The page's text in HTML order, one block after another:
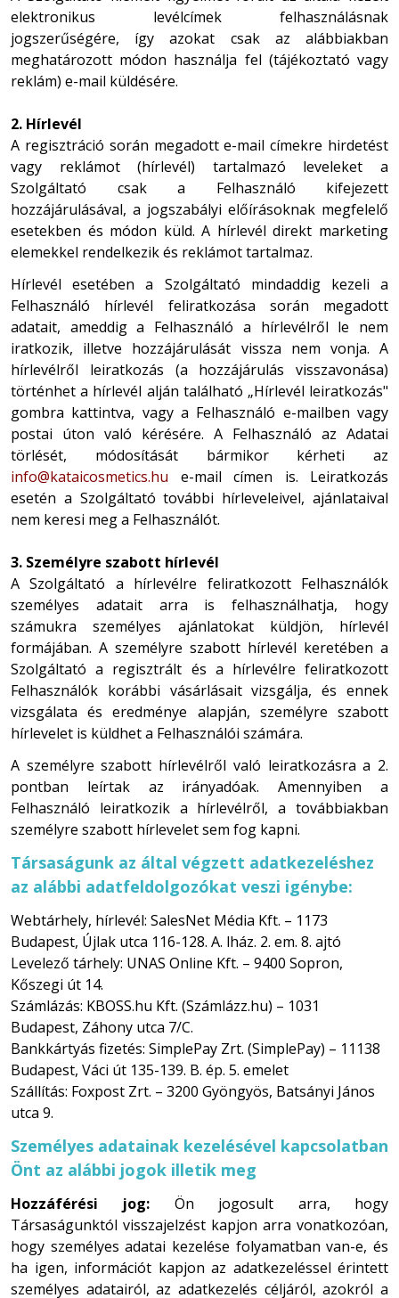
elektronikus levélcímek felhasználásnak
jogszerűségére, így azokat csak az alábbiakban
meghatározott módon használja fel (tájékoztató vagy
reklám) e-mail küldésére.
2. Hírlevél
A regisztráció során megadott e-mail címekre hirdetést
vagy reklámot (hírlevél) tartalmazó leveleket a
Szolgáltató csak a Felhasználó kifejezett
hozzájárulásával, a jogszabályi előírásoknak megfelelő
esetekben és módon küld. A hírlevél direkt marketing
elemekkel rendelkezik és reklámot tartalmaz.
Hírlevél esetében a Szolgáltató mindaddig kezeli a
Felhasználó hírlevél feliratkozása során megadott
adatait, ameddig a Felhasználó a hírlevélről le nem
iratkozik, illetve hozzájárulását vissza nem vonja. A
hírlevélről leiratkozás (a hozzájárulás visszavonása)
történhet a hírlevél alján található „Hírlevél leiratkozás"
gombra kattintva, vagy a Felhasználó e-mailben vagy
postai úton való kérésére. A Felhasználó az Adatai
törlését, módosítását bármikor kérheti az
info@kataicosmetics.hu e-mail címen is. Leiratkozás
esetén a Szolgáltató további hírleveleivel, ajánlataival
nem keresi meg a Felhasználót.
3. Személyre szabott hírlevél
A Szolgáltató a hírlevélre feliratkozott Felhasználók
személyes adatait arra is felhasználhatja, hogy
számukra személyes ajánlatokat küldjön, hírlevél
formájában. A személyre szabott hírlevél keretében a
Szolgáltató a regisztrált és a hírlevélre feliratkozott
Felhasználók korábbi vásárlásait vizsgálja, és ennek
vizsgálata és eredménye alapján, személyre szabott
hírlevelet is küldhet a Felhasználói számára.
A személyre szabott hírlevélről való leiratkozásra a 2.
pontban leírtak az irányadóak. Amennyiben a
Felhasználó leiratkozik a hírlevélről, a továbbiakban
személyre szabott hírlevelet sem fog kapni.
Társaságunk az által végzett adatkezeléshez
az alábbi adatfeldolgozókat veszi igénybe:
Webtárhely, hírlevél: SalesNet Média Kft. – 1173
Budapest, Újlak utca 116-128. A. lház. 2. em. 8. ajtó
Levelező tárhely: UNAS Online Kft. – 9400 Sopron,
Kőszegi út 14.
Számlázás: KBOSS.hu Kft. (Számlázz.hu) – 1031
Budapest, Záhony utca 7/C.
Bankkártyás fizetés: SimplePay Zrt. (SimplePay) – 11138
Budapest, Váci út 135-139. B. ép. 5. emelet
Szállítás: Foxpost Zrt. – 3200 Gyöngyös, Batsányi János
utca 9.
Személyes adatainak kezelésével kapcsolatban
Önt az alábbi jogok illetik meg
Hozzáférési jog: Ön jogosult arra, hogy
Társaságunktól visszajelzést kapjon arra vonatkozóan,
hogy személyes adatai kezelése folyamatban van-e, és
ha igen, információt kapjon az adatkezeléssel érintett
személyes adatairól, az adatkezelés céljáról, azokról a